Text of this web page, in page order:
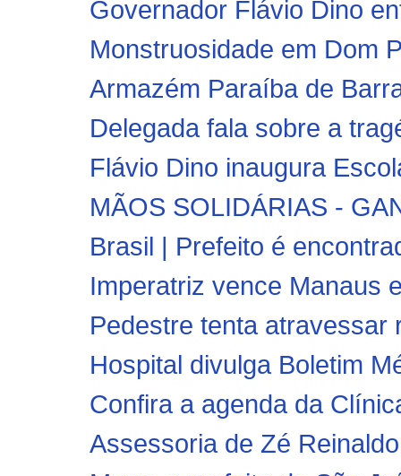
Governador Flávio Dino
Monstruosidade em Dom
Armazém Paraíba de
Delegada fala sobre a
Flávio Dino inaugura
MÃOS SOLIDÁRIAS -
Brasil | Prefeito é
Imperatriz vence Manaus
Pedestre tenta atravessar
Hospital divulga Boletim
Confira a agenda da
Assessoria de Zé